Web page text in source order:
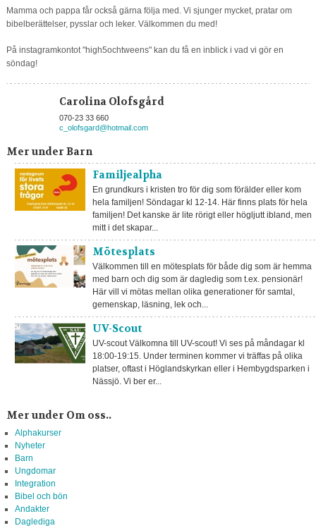
Mamma och pappa får också gärna följa med. Vi sjunger mycket, pratar om
bibelberättelser, pysslar och leker. Välkommen du med!
På instagramkontot "high5ochtweens" kan du få en inblick i vad vi gör en
söndag!
Carolina Olofsgård
070-23 33 660
c_olofsgard@hotmail.com
Mer under Barn
Familjealpha
En grundkurs i kristen tro för dig som förälder eller kom
hela familjen! Söndagar kl 12-14. Här finns plats för hela
familjen! Det kanske är lite rörigt eller högljutt ibland, men
mitt i det skapar...
Mötesplats
Välkommen till en mötesplats för både dig som är hemma
med barn och dig som är dagledig som t.ex. pensionär!
Här vill vi mötas mellan olika generationer för samtal,
gemenskap, läsning, lek och...
UV-Scout
UV-scout Välkomna till UV-scout! Vi ses på måndagar kl
18:00-19:15. Under terminen kommer vi träffas på olika
platser, oftast i Höglandskyrkan eller i Hembygdsparken i
Nässjö. Vi ber er...
Mer under Om oss..
Alphakurser
Nyheter
Barn
Ungdomar
Integration
Bibel och bön
Andakter
Daglediga